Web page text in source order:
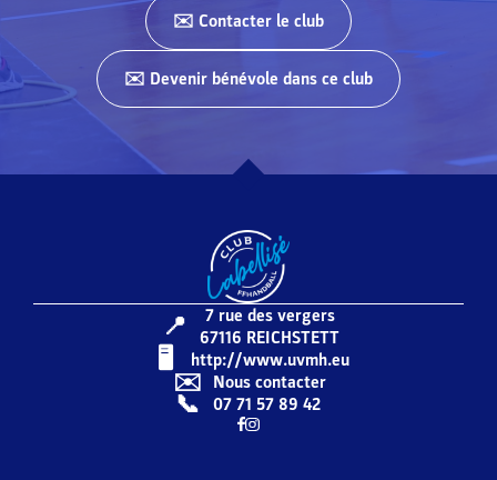
✉️ Contacter le club
✉️ Devenir bénévole dans ce club
📍
7 rue des vergers
67116 REICHSTETT
🖥️️️ http://www.uvmh.eu
✉️ Nous contacter
📞 07 71 57 89 42